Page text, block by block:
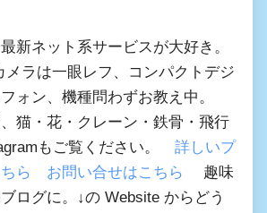
新ネット系サービスが大好き。
メラは一眼レフ、コンパクトデジ
ォン、機種問わずお教え中。
猫・花・クレーン・鉄骨・飛行
もご覧ください。 詳しいプ
ら
お問い合せはこちら
趣味
ログに。↓の Website からどう